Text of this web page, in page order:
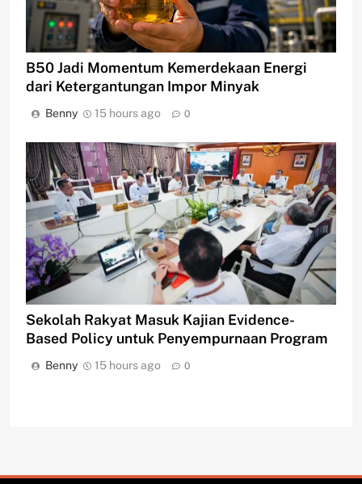
B50 Jadi Momentum Kemerdekaan Energi
dari Ketergantungan Impor Minyak
Benny 15 hours ago 0
Sekolah Rakyat Masuk Kajian Evidence-
Based Policy untuk Penyempurnaan Program
Benny 15 hours ago 0